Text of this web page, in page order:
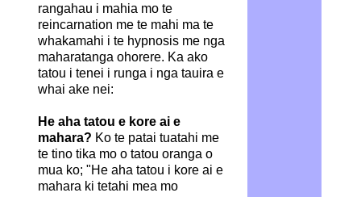
rangahau i mahia mo te
reincarnation me te mahi ma te
whakamahi i te hypnosis me nga
maharatanga ohorere. Ka ako
tatou i tenei i runga i nga tauira e
whai ake nei:
He aha tatou e kore ai e
mahara? Ko te patai tuatahi me
te tino tika mo o tatou oranga o
mua ko; "He aha tatou i kore ai e
mahara ki tetahi mea mo